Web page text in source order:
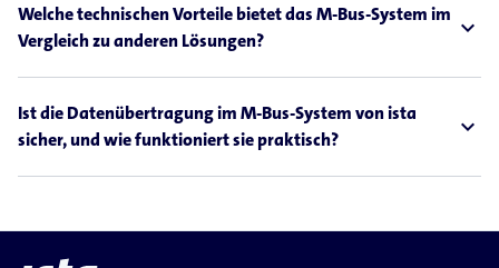
Welche technischen Vorteile bietet das M-Bus-System im
Vergleich zu anderen Lösungen?
expand_less
Ist die Datenübertragung im M-Bus-System von ista
sicher, und wie funktioniert sie praktisch?
expand_less